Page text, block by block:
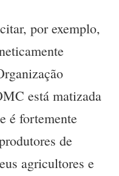
por exemplo,
está matizada
é fortemente
de
agricultores e